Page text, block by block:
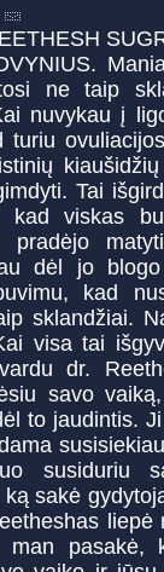
ne taip
nuvykau į
turiu
Tai
kad viskas
pradėjo
dėl jo
kad
sklandžiai.
visa tai
dr.
savo
to jaudintis.
susiduriu
ką sakė
man